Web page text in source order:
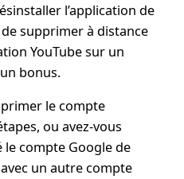
l’application de
supprimer à distance
YouTube sur un
bonus.
le compte
ou avez-vous
compte Google de
un autre compte